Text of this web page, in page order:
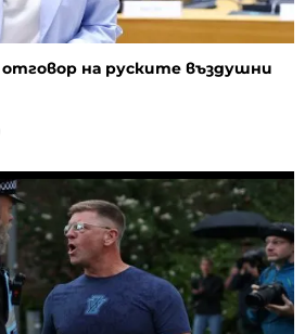
отговор на руските въздушни